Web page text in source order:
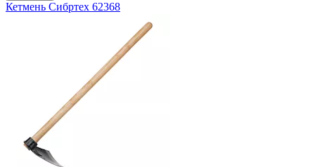
Кетмень Сибртех 62368